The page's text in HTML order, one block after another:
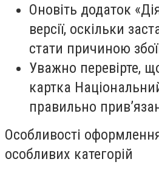
Оновіть додаток
версії, оскільки
стати причиною
Уважно перевірте,
картка
правильно
Особливості
особливих категорій